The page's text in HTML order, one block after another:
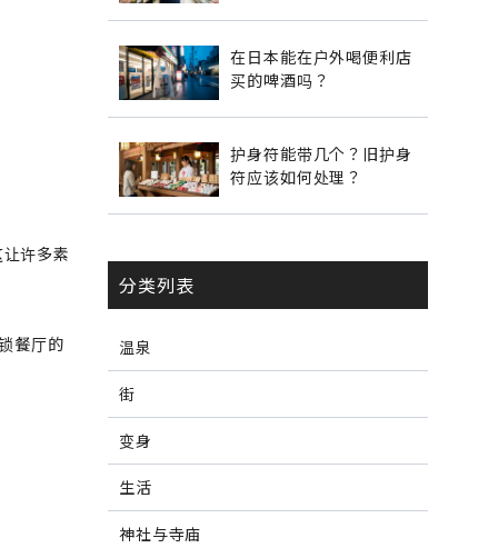
许多素
餐厅的
在日本能在户外喝便利店
买的啤酒吗？
护身符能带几个？旧护身
符应该如何处理？
分类列表
温泉
街
变身
生活
神社与寺庙